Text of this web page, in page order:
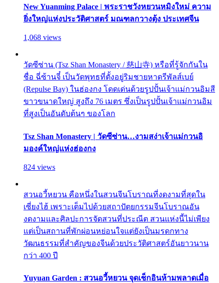
New Yuanming Palace | พระราชวังหยวนหมิงใหม่ ความ
ยิ่งใหญ่แห่งประวัติศาสตร์ มณฑลกวางตุ้ง ประเทศจีน
1,068 views
วัดซีซ่าน (Tsz Shan Monastery / 慈山寺) หรือที่รู้จักกันใน
ชื่อ ฉี่ซ้านจี๋ เป็นวัดพุทธที่ตั้งอยู่ริมชายหาดรีพัลส์เบย์
(Repulse Bay) ในฮ่องกง โดดเด่นด้วยรูปปั้นเจ้าแม่กวนอิมสี
ขาวขนาดใหญ่ สูงถึง 76 เมตร ซึ่งเป็นรูปปั้นเจ้าแม่กวนอิม
ที่สูงเป็นอันดับต้นๆ ของโลก
Tsz Shan Monastery | วัดซีซ่าน…งามสง่าเจ้าแม่กวนอิ
มองค์ใหญ่แห่งฮ่องกง
824 views
สวนอวี้หยวน คือหนึ่งในสวนจีนโบราณที่งดงามที่สุดใน
เซี่ยงไฮ้ เพราะเต็มไปด้วยสถาปัตยกรรมจีนโบราณอัน
งดงามและศิลปะการจัดสวนที่ประณีต สวนแห่งนี้ไม่เพียง
แต่เป็นสถานที่พักผ่อนหย่อนใจแต่ยังเป็นมรดกทาง
วัฒนธรรมที่สำคัญของจีนด้วยประวัติศาสตร์อันยาวนาน
กว่า 400 ปี
Yuyuan Garden : สวนอวี้หยวน จุดเช็กอินห้ามพลาดเมื่อ